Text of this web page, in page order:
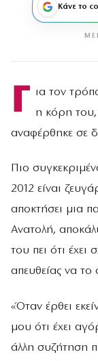
Κάνε το
Γ ια τον
η κόρη του,
αναφέρθηκε σε
Πιο
2012 είναι
αποκτήσει μια
Ανατολή,
του πει ότι έχει
απευθείας να το
«Όταν έρθει
μου ότι έχει
άλλη συζήτηση